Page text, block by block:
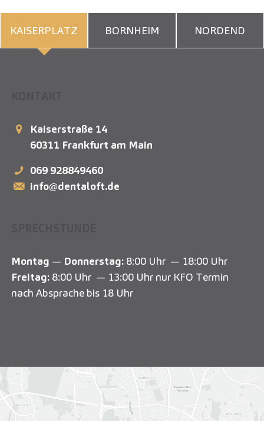
KAISERPLATZ BORNHEIM NORDEND
Kaiserstraße 14
60311 Frankfurt am Main
069 928849460
info@dentaloft.de
Montag — Donnerstag: 8:00 Uhr — 18:00 Uhr
Freitag: 8:00 Uhr — 13:00 Uhr nur KFO Termin
nach Absprache bis 18 Uhr